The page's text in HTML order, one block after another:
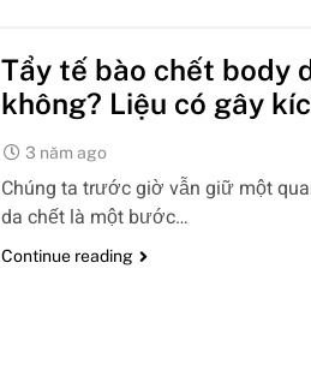
Tẩy tế bào chết body
không? Liệu có gây
3 năm ago
Chúng ta trước giờ vẫn giữ một
da chết là một bước…
Continue reading